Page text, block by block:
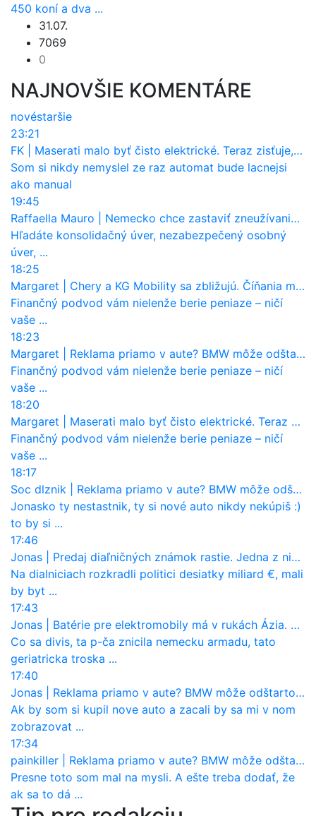
450 koní a dva ...
31.07.
7069
0
NAJNOVŠIE KOMENTÁRE
novéstaršie
23:21
FK
Maserati malo byť čisto elektrické. Teraz zisťuje, že potrebuje nový osemvalcový motor
Som si nikdy nemyslel ze raz automat bude lacnejsi
ako manual
19:45
Raffaella Mauro
Nemecko chce zastaviť zneužívanie dotácií na elektromobily. Pritvrdí pravidlá
Hľadáte konsolidačný úver, nezabezpečený osobný
úver, ...
18:25
Margaret
Chery a KG Mobility sa zbližujú. Číňania môžu získať 10 % bývalého SsangYongu
Finančný podvod vám nielenže berie peniaze – ničí
vaše ...
18:23
Margaret
Reklama priamo v aute? BMW môže odštartovať nový trend
Finančný podvod vám nielenže berie peniaze – ničí
vaše ...
18:20
Margaret
Maserati malo byť čisto elektrické. Teraz zisťuje, že potrebuje nový osemvalcový motor
Finančný podvod vám nielenže berie peniaze – ničí
vaše ...
18:17
Soc dlznik
Reklama priamo v aute? BMW môže odštartovať nový trend
Jonasko ty nestastnik, ty si nové auto nikdy nekúpiš :)
to by si ...
17:46
Jonas
Predaj diaľničných známok rastie. Jedna z nich zaznamenala nečakane výrazný nárast
Na dialniciach rozkradli politici desiatky miliard €, mali
by byt ...
17:43
Jonas
Batérie pre elektromobily má v rukách Ázia. Európa ale stráca kontrolu aj nad vlastnou výrobou!
Co sa divis, ta p-ča znicila nemecku armadu, tato
geriatricka troska ...
17:40
Jonas
Reklama priamo v aute? BMW môže odštartovať nový trend
Ak by som si kupil nove auto a zacali by sa mi v nom
zobrazovat ...
17:34
painkiller
Reklama priamo v aute? BMW môže odštartovať nový trend
Presne toto som mal na mysli. A ešte treba dodať, že
ak sa to dá ...